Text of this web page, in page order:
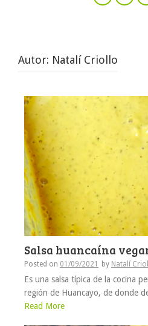
Autor: Natalí Criollo
Salsa huancaína
Posted on 01/09/2021 by Natalí
Es una salsa típica de la cocina
región de Huancayo, de donde
Read More